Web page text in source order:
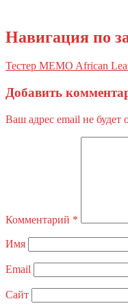
Навигация по
Тестер MEMO African
Добавить
Ваш адрес email не будет
Комментарий *
Имя
Email
Сайт